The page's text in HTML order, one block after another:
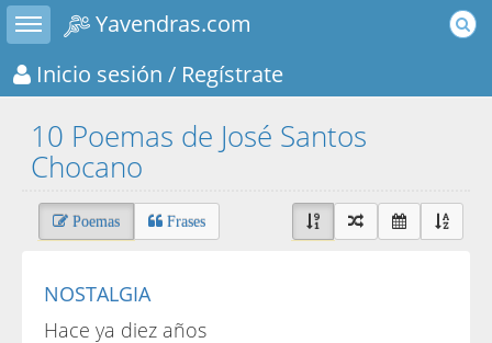
Toggle sidebar
Yavendras.com
Inicio sesión / Regístrate
10 Poemas de José Santos
Chocano
Poemas Frases
NOSTALGIA
Hace ya diez años